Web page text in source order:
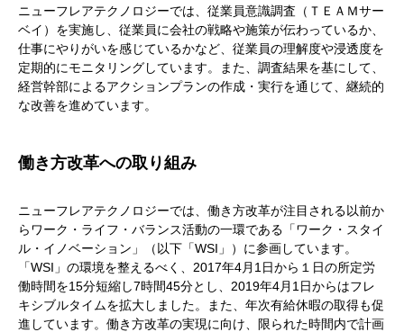
ニューフレアテクノロジーでは、従業員意識調査（ＴＥＡＭサー
ベイ）を実施し、従業員に会社の戦略や施策が伝わっているか、
仕事にやりがいを感じているかなど、従業員の理解度や浸透度を
定期的にモニタリングしています。また、調査結果を基にして、
経営幹部によるアクションプランの作成・実行を通じて、継続的
な改善を進めています。
働き方改革への取り組み
ニューフレアテクノロジーでは、働き方改革が注目される以前か
らワーク・ライフ・バランス活動の一環である「ワーク・スタイ
ル・イノベーション」（以下「WSI」）に参画しています。
「WSI」の環境を整えるべく、2017年4月1日から１日の所定労
働時間を15分短縮し7時間45分とし、2019年4月1日からはフレ
キシブルタイムを拡大しました。また、年次有給休暇の取得も促
進しています。働き方改革の実現に向け、限られた時間内で計画